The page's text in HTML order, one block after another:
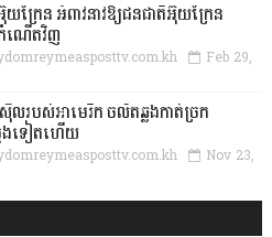
អ៊ុយក្រែន អំពាវនាវឱ្យជនជាតិអ៊ុយក្រែន
ណើតវិញ
Feb 29,
ស៊ីលរបស់អាមេរិក ចល័តឆ្លងកាត់ច្រក
តងទៀតហើយ
Nov 23,